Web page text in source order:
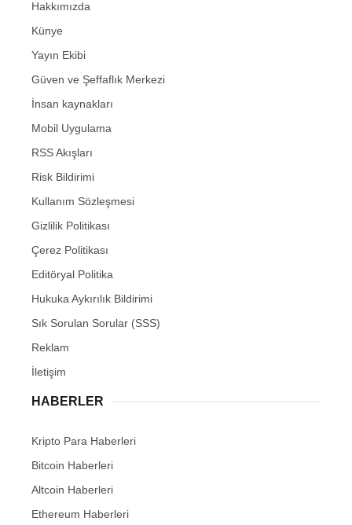
Hakkımızda
Künye
Yayın Ekibi
Güven ve Şeffaflık Merkezi
İnsan kaynakları
Mobil Uygulama
RSS Akışları
Risk Bildirimi
Kullanım Sözleşmesi
Gizlilik Politikası
Çerez Politikası
Editöryal Politika
Hukuka Aykırılık Bildirimi
Sık Sorulan Sorular (SSS)
Reklam
İletişim
HABERLER
Kripto Para Haberleri
Bitcoin Haberleri
Altcoin Haberleri
Ethereum Haberleri